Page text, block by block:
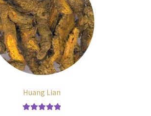
Huang Lian